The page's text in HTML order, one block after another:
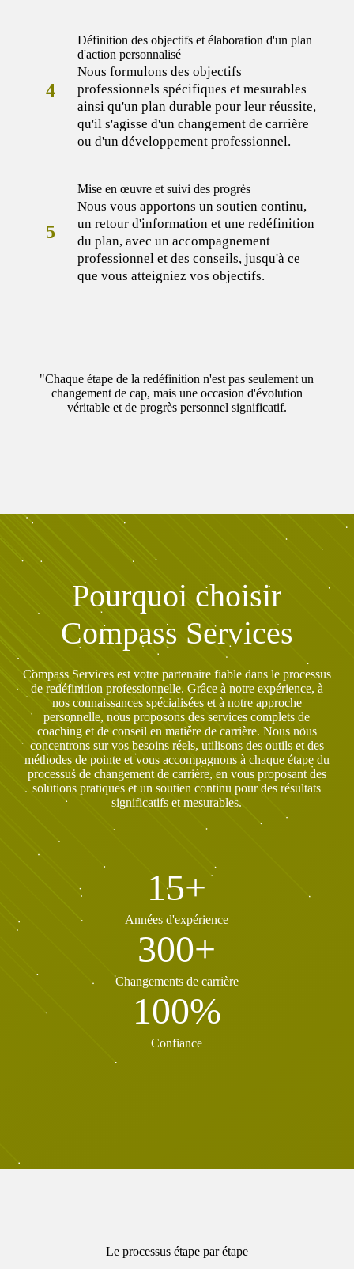
4
Définition des objectifs et élaboration d'un plan
d'action personnalisé
Nous formulons des objectifs
professionnels spécifiques et mesurables
ainsi qu'un plan durable pour leur réussite,
qu'il s'agisse d'un changement de carrière
ou d'un développement professionnel.
5
Mise en œuvre et suivi des progrès
Nous vous apportons un soutien continu,
un retour d'information et une redéfinition
du plan, avec un accompagnement
professionnel et des conseils, jusqu'à ce
que vous atteigniez vos objectifs.
"Chaque étape de la redéfinition n'est pas seulement un
changement de cap, mais une occasion d'évolution
véritable et de progrès personnel significatif.
Pourquoi choisir
Compass Services
Compass Services est votre partenaire fiable dans le processus
de redéfinition professionnelle. Grâce à notre expérience, à
nos connaissances spécialisées et à notre approche
personnelle, nous proposons des services complets de
coaching et de conseil en matière de carrière. Nous nous
concentrons sur vos besoins réels, utilisons des outils et des
méthodes de pointe et vous accompagnons à chaque étape du
processus de changement de carrière, en vous proposant des
solutions pratiques et un soutien continu pour des résultats
significatifs et mesurables.
15+
Années d'expérience
300+
Changements de carrière
100%
Confiance
Le processus étape par étape